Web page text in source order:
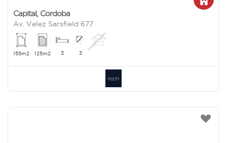
Capital, Cordoba
Av. Velez Sarsfield 677
155m2 125m2 3 3